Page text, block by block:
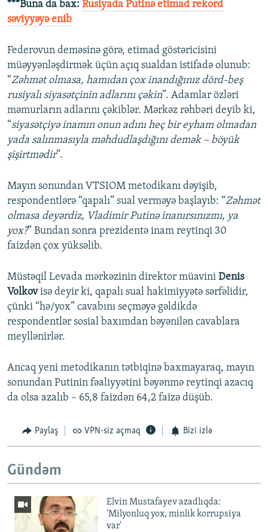
***Buna da bax: Rusiyada Putinə etimad rekord
səviyyəyə enib
Federovun deməsinə görə, etimad göstəricisini
müəyyənləşdirmək üçün açıq sualdan istifadə olunub:
“Zəhmət olmasa, hamıdan çox inandığınız dörd-beş
rusiyalı siyasətçinin adlarını çəkin”. Adamlar özləri
məmurların adlarını çəkiblər. Mərkəz rəhbəri deyib ki,
“siyasətçiyə inamın onun adını heç bir eyham olmadan
yada salınmasıyla məhdudlaşdığını demək – böyük
şişirtmədir”.
Mayın sonundan VTSIOM metodikanı dəyişib,
respondentlərə “qapalı” sual verməyə başlayıb: “Zəhmət
olmasa deyərdiz, Vladimir Putinə inanırsınızmı, ya
yox?” Bundan sonra prezidentə inam reytinqi 30
faizdən çox yüksəlib.
Müstəqil Levada mərkəzinin direktor müavini Denis
Volkovisə deyir ki, qapalı sual hakimiyyətə sərfəlidir,
çünki “hə/yox” cavabını seçməyə gəldikdə
respondentlər sosial baxımdan bəyənilən cavablara
meyllənirlər.
Ancaq yeni metodikanın tətbiqinə baxmayaraq, mayın
sonundan Putinin fəaliyyətini bəyənmə reytinqi azacıq
da olsa azalıb – 65,8 faizdən 64,2 faizə düşüb.
Paylaş VPN-siz açmaq Bizi izlə
Gündəm
Elvin Mustafayev azadlıqda:
'Milyonluq yox, minlik korrupsiya
var'